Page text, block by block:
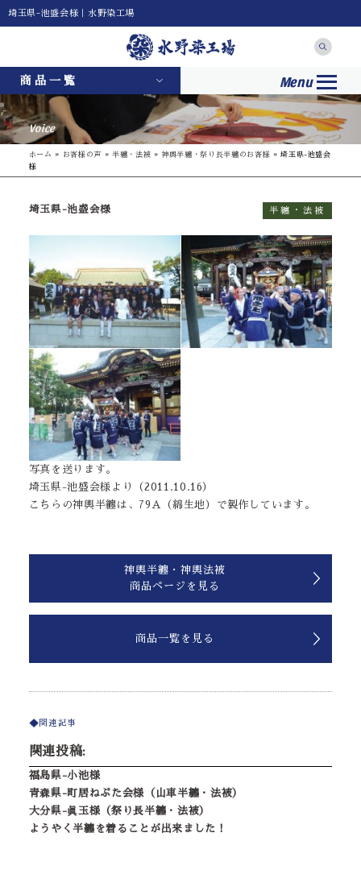
埼玉県-池盛会様｜水野染工場
商品一覧 Menu
Voice
ホーム » お客様の声 » 半纏・法被 »神輿半纏・祭り長半纏のお客様 »埼玉県-池盛会
様
埼玉県-池盛会様 半纏・法被
写真を送ります。
埼玉県-池盛会様より（2011.10.16）
こちらの神輿半纏は、79A（綿生地）で製作しています。
商品一覧を見る
神輿半纏・神輿法被
商品ページを見る
関連記事
関連投稿:
福島県-小池様
青森県-町居ねぷた会様（山車半纏・法被）
大分県-眞玉様（祭り長半纏・法被）
ようやく半纏を着ることが出来ました！